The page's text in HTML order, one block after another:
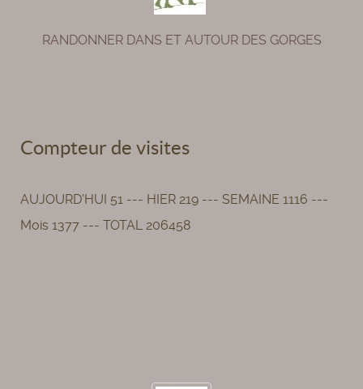
RANDONNER DANS ET AUTOUR DES GORGES
Compteur de visites
AUJOURD'HUI 51 --- HIER 219 --- SEMAINE 1116 ---
Mois 1377 --- TOTAL 206458